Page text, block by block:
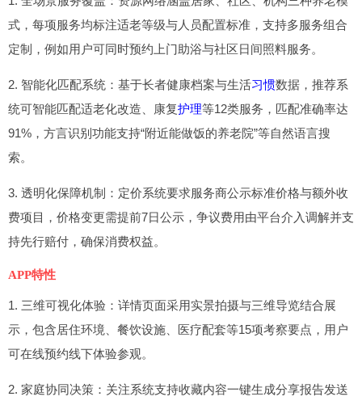
式，每项服务均标注适老等级与人员配置标准，支持多服务组合
定制，例如用户可同时预约上门助浴与社区日间照料服务。
2. 智能化匹配系统：基于长者健康档案与生活习惯数据，推荐系
统可智能匹配适老化改造、康复护理等12类服务，匹配准确率达
91%，方言识别功能支持“附近能做饭的养老院”等自然语言搜
索。
3. 透明化保障机制：定价系统要求服务商公示标准价格与额外收
费项目，价格变更需提前7日公示，争议费用由平台介入调解并支
持先行赔付，确保消费权益。
APP特性
1. 三维可视化体验：详情页面采用实景拍摄与三维导览结合展
示，包含居住环境、餐饮设施、医疗配套等15项考察要点，用户
可在线预约线下体验参观。
2. 家庭协同决策：关注系统支持收藏内容一键生成分享报告发送